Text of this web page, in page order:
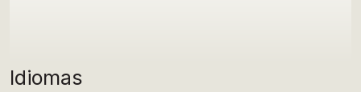
Idiomas